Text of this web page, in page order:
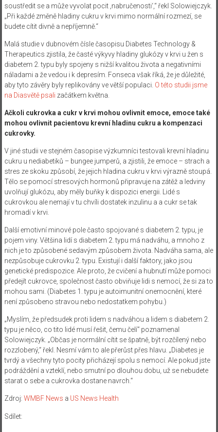
soustředit se a může vyvolat pocit ‚nabručenosti‘,“ řekl Solowiejczyk.
„Při každé změně hladiny cukru v krvi mimo normální rozmezí, se
budete cítit divně a nepříjemně.“
Malá studie v dubnovém čísle časopisu Diabetes Technology &
Therapeutics zjistila, že časté výkyvy hladiny glukózy v krvi u žen s
diabetem 2. typu byly spojeny s nižší kvalitou života a negativními
náladami a že vedou i k depresím. Fonseca však říká, že je důležité,
aby tyto závěry byly replikovány ve větší populaci. O této studii jsme
na Diasvětě psali začátkem května.
Ačkoli cukrovka a cukr v krvi mohou ovlivnit emoce, emoce také
mohou ovlivnit pacientovu krevní hladinu cukru a kompenzaci
cukrovky.
V jiné studii ve stejném časopise výzkumníci testovali krevní hladinu
cukru u nediabetiků – bungee jumperů, a zjistili, že emoce – strach a
stres ze skoku způsobí, že jejich hladina cukru v krvi výrazně stoupá.
Tělo se pomocí stresových hormonů připravuje na zátěž a ledviny
uvolňují glukózu, aby měly buňky k dispozici energii. Lidé s
cukrovkou ale nemají v tu chvíli dostatek inzulinu a a cukr se tak
hromadí v krvi.
Další emotivní minové pole často spojované s diabetem 2. typu, je
pojem viny. Většina lidí s diabetem 2. typu má nadváhu, a mnoho z
nich je to způsobené sedavým způsobem života. Nadváha sama, ale
nezpůsobuje cukrovku 2. typu. Existují i ​​další faktory, jako jsou
genetické predispozice. Ale proto, že cvičení a hubnutí může pomoci
předejít cukrovce, společnost často obviňuje lidi s nemocí, že si za to
mohou sami. (Diabetes 1. typu je autoimunitní onemocnění, které
není způsobeno stravou nebo nedostatkem pohybu.)
„Myslím, že předsudek proti lidem s nadváhou a lidem s diabetem 2.
typu je něco, co tito lidé musí řešit, čemu čelí“ poznamenal
Solowiejczyk. „Občas je normální cítit se špatně, být rozčílený nebo
rozzlobený,“ řekl. Nesmí vám to ale přerůst přes hlavu. „Diabetes je
tvrdý a všechny tyto pocity přicházejí spolu s nemocí. Ale pokud jste
podráždění a vzteklí, nebo smutní po dlouhou dobu, už se nebudete
starat o sebe a cukrovka dostane navrch.“
Zdroj: WMBF News a US News Health
Sdílet: